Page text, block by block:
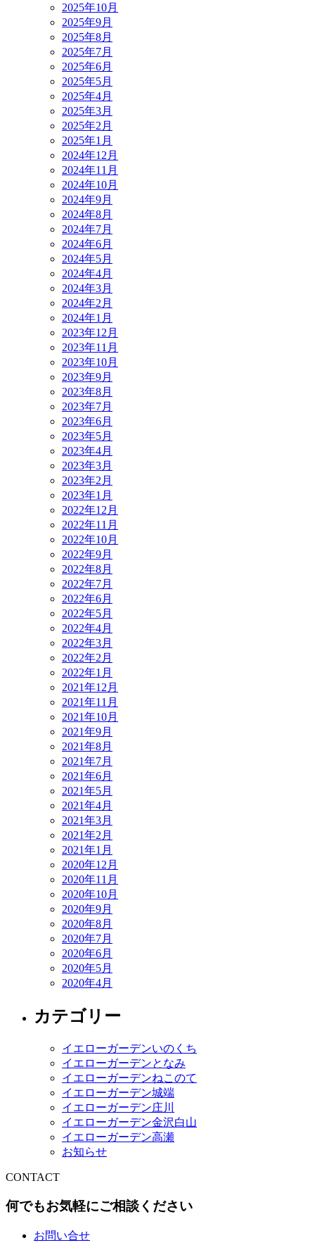
2025年10月
2025年9月
2025年8月
2025年7月
2025年6月
2025年5月
2025年4月
2025年3月
2025年2月
2025年1月
2024年12月
2024年11月
2024年10月
2024年9月
2024年8月
2024年7月
2024年6月
2024年5月
2024年4月
2024年3月
2024年2月
2024年1月
2023年12月
2023年11月
2023年10月
2023年9月
2023年8月
2023年7月
2023年6月
2023年5月
2023年4月
2023年3月
2023年2月
2023年1月
2022年12月
2022年11月
2022年10月
2022年9月
2022年8月
2022年7月
2022年6月
2022年5月
2022年4月
2022年3月
2022年2月
2022年1月
2021年12月
2021年11月
2021年10月
2021年9月
2021年8月
2021年7月
2021年6月
2021年5月
2021年4月
2021年3月
2021年2月
2021年1月
2020年12月
2020年11月
2020年10月
2020年9月
2020年8月
2020年7月
2020年6月
2020年5月
2020年4月
カテゴリー
イエローガーデンいのくち
イエローガーデンとなみ
イエローガーデンねこのて
イエローガーデン城端
イエローガーデン庄川
イエローガーデン金沢白山
イエローガーデン高瀬
お知らせ
CONTACT
何でもお気軽にご相談ください
お問い合せ